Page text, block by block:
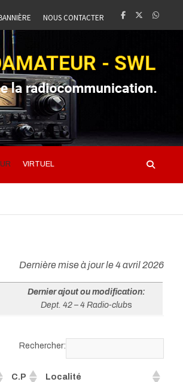
NOUS CONTACTER
VIRTUEL
Dernière mise à jour le 4 avril 2026
Dernier ajout ou modification:
Dept. 42 – 4 Radio-clubs
Rechercher:
C.P Localité